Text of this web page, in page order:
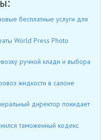
бесплатные услуги для
World Press Photo
ручной клади и выбора
жидкости в салоне
директор покидает
таможенный кодекс